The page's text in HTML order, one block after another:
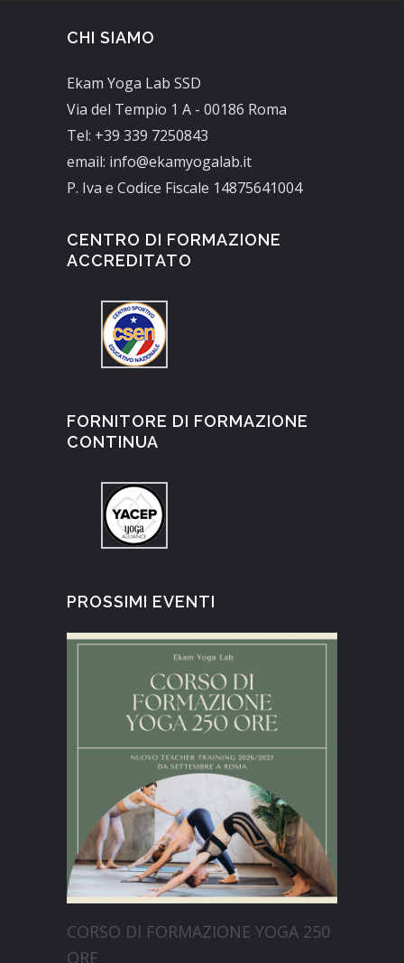
CHI SIAMO
Ekam Yoga Lab SSD
Via del Tempio 1 A - 00186 Roma
Tel: +39 339 7250843
email: info@ekamyogalab.it
P. Iva e Codice Fiscale 14875641004
CENTRO DI FORMAZIONE
ACCREDITATO
FORNITORE DI FORMAZIONE
CONTINUA
PROSSIMI EVENTI
CORSO DI FORMAZIONE YOGA 250
ORE